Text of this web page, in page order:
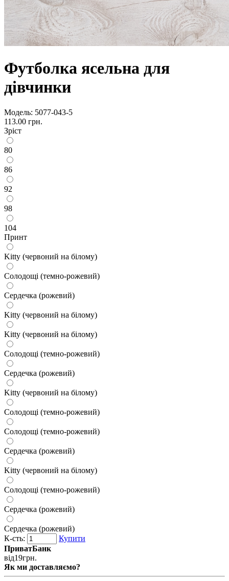
Футболка ясельна для
дівчинки
Модель: 5077-043-5
113.00 грн.
Зріст
80
86
92
98
104
Принт
Kitty (червоний на білому)
Солодощі (темно-рожевий)
Сердечка (рожевий)
Kitty (червоний на білому)
Kitty (червоний на білому)
Солодощі (темно-рожевий)
Сердечка (рожевий)
Kitty (червоний на білому)
Солодощі (темно-рожевий)
Солодощі (темно-рожевий)
Сердечка (рожевий)
Kitty (червоний на білому)
Солодощі (темно-рожевий)
Сердечка (рожевий)
Сердечка (рожевий)
К-сть:
Купити
ПриватБанк
від19грн.
Як ми доставляємо?